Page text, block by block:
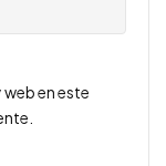
en este